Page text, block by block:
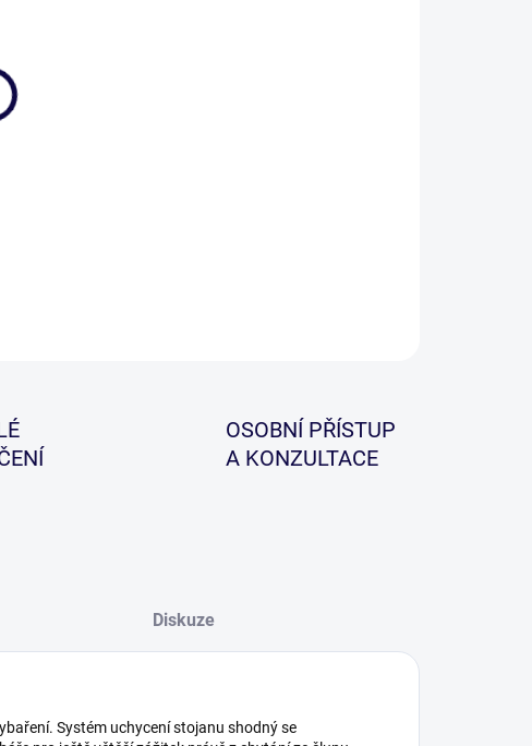
Stojan Rod Pod MK2 na tři pruty k ukotvení na loď nebo
OSOBNÍ PŘÍSTUP
A KONZULTACE
Diskuze
Systém uchycení stojanu shodný se